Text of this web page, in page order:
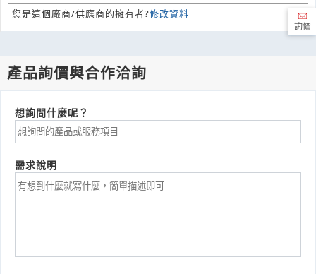
您是這個廠商/供應商的擁有者?修改資料
產品詢價與合作洽詢
想詢問什麼呢？
需求說明
詢價